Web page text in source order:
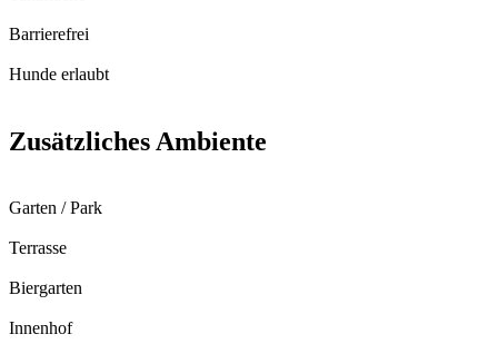
Barrierefrei
Hunde erlaubt
Zusätzliches Ambiente
Garten / Park
Terrasse
Biergarten
Innenhof